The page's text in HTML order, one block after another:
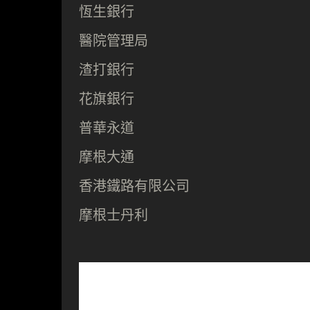
恆生銀行
醫院管理局
渣打銀行
花旗銀行
普華永道
摩根大通
香港鐵路有限公司
摩根士丹利